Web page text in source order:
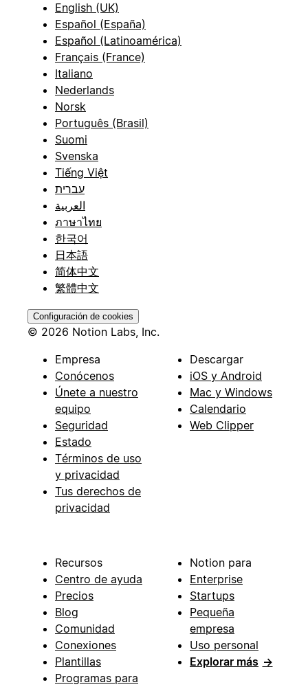
English (UK)
Español (España)
Español (Latinoamérica)
Français (France)
Italiano
Nederlands
Norsk
Português (Brasil)
Suomi
Svenska
Tiếng Việt
עברית
العربية
ภาษาไทย
한국어
日本語
简体中文
繁體中文
Configuración de cookies
© 2026 Notion Labs, Inc.
Empresa
Conócenos
Únete a nuestro
equipo
Seguridad
Estado
Términos de uso
y privacidad
Tus derechos de
privacidad
Descargar
iOS y Android
Mac y Windows
Calendario
Web Clipper
Recursos
Centro de ayuda
Precios
Blog
Comunidad
Conexiones
Plantillas
Programas para
Notion para
Enterprise
Startups
Pequeña
empresa
Uso personal
Explorar más →